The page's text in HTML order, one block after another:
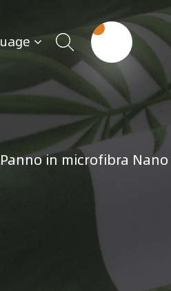
Panno in microfibra Nano